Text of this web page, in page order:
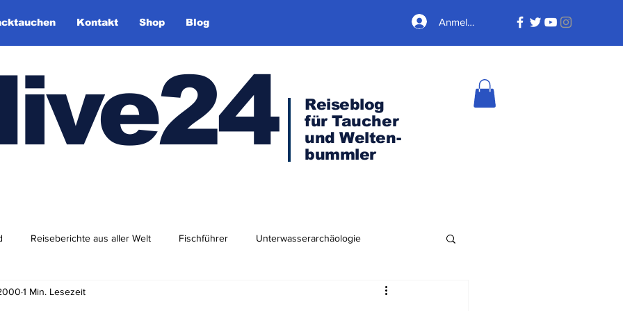
Kontakt Shop Blog Anmelden
Reiseblog
für Taucher
und Welten-
bummler
Reiseberichte aus aller Welt Fischführer Unterwasserarchäologie
Arktis & Antarktis
1 Min. Lesezeit